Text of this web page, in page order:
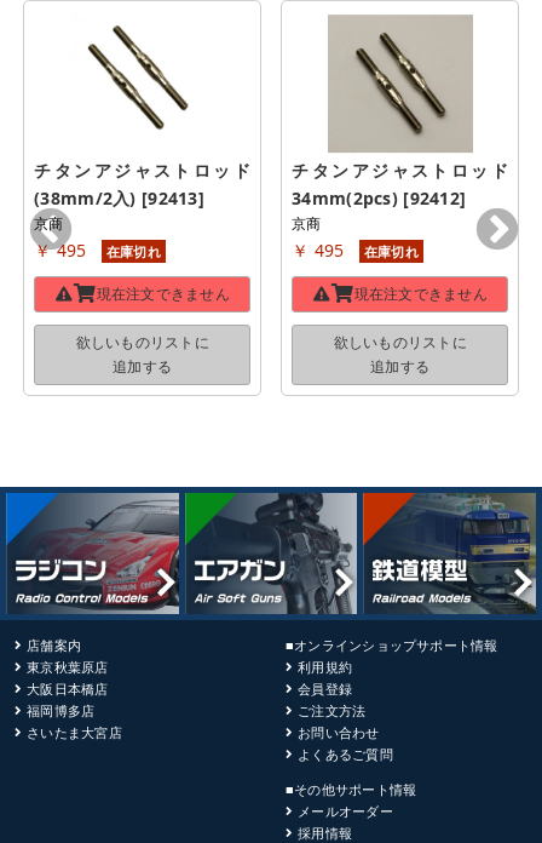
チタンアジャストロッド
(38mm/2入) [92413]
京商
￥ 495 在庫切れ
現在注文できません
欲しいものリストに
追加する
チタンアジャストロッド
34mm(2pcs) [92412]
京商
￥ 495 在庫切れ
現在注文できません
欲しいものリストに
追加する
店舗案内
東京秋葉原店
大阪日本橋店
福岡博多店
さいたま大宮店
■オンラインショップサポート情報
利用規約
会員登録
ご注文方法
お問い合わせ
よくあるご質問
■その他サポート情報
メールオーダー
採用情報